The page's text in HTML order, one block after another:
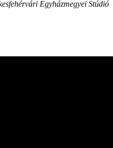
Egyházmegyei Stúdió